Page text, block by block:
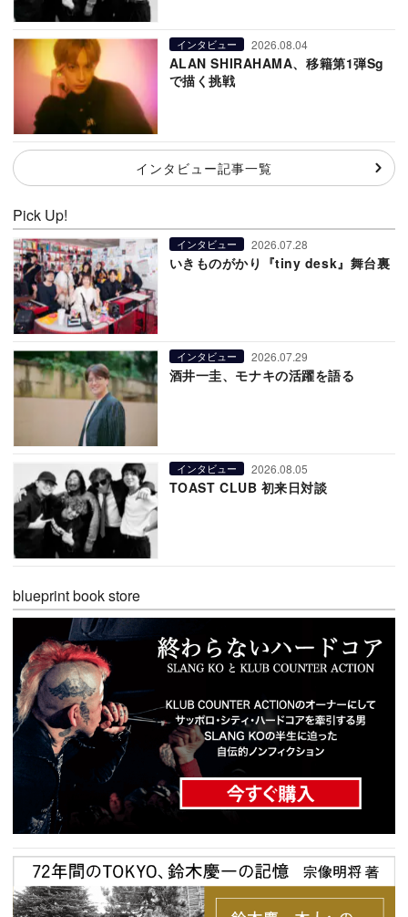
インタビュー 2026.08.04
ALAN SHIRAHAMA、移籍第1弾Sg
で描く挑戦
インタビュー記事一覧
Pick Up!
インタビュー 2026.07.28
いきものがかり『tiny desk』舞台裏
インタビュー 2026.07.29
酒井一圭、モナキの活躍を語る
インタビュー 2026.08.05
TOAST CLUB 初来日対談
blueprint book store